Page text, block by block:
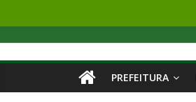
PREFEITURA